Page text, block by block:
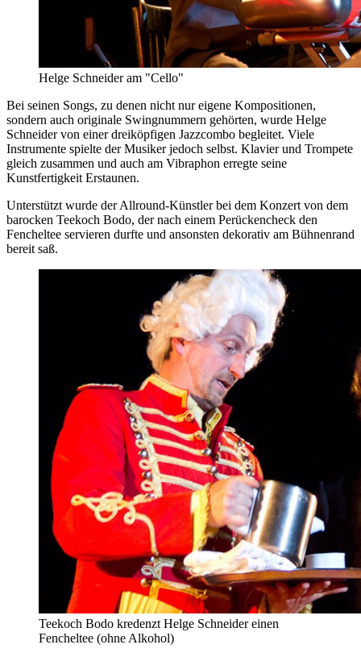
Helge Schneider am "Cello"
Bei seinen Songs, zu denen nicht nur eigene Kompositionen,
sondern auch originale Swingnummern gehörten, wurde Helge
Schneider von einer dreiköpfigen Jazzcombo begleitet. Viele
Instrumente spielte der Musiker jedoch selbst. Klavier und Trompete
gleich zusammen und auch am Vibraphon erregte seine
Kunstfertigkeit Erstaunen.
Unterstützt wurde der Allround-Künstler bei dem Konzert von dem
barocken Teekoch Bodo, der nach einem Perückencheck den
Fencheltee servieren durfte und ansonsten dekorativ am Bühnenrand
bereit saß.
Teekoch Bodo kredenzt Helge Schneider einen
Fencheltee (ohne Alkohol)